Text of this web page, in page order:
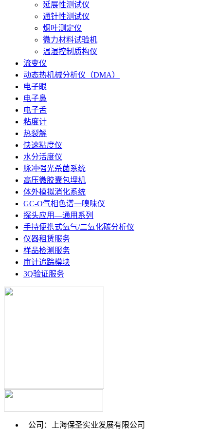
延展性测试仪
通针性测试仪
烟叶测定仪
微力材料试验机
温湿控制质构仪
流变仪
动态热机械分析仪（DMA）
电子眼
电子鼻
电子舌
粘度计
热裂解
快速粘度仪
水分活度仪
脉冲强光杀菌系统
高压微胶囊包埋机
体外模拟消化系统
GC-O气相色谱一嗅味仪
探头应用—通用系列
手持便携式氧气/二氧化碳分析仪
仪器租赁服务
样品检测服务
审计追踪模块
3Q验证服务
公司：上海保圣实业发展有限公司